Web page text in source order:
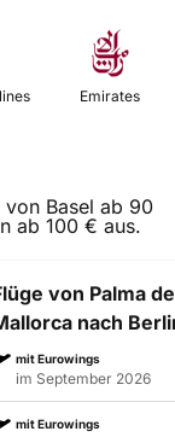
Emirates
Basel ab 90
ab 100 € aus.
von Palma de
nach
mit Eurowings
im September 2026
mit Eurowings